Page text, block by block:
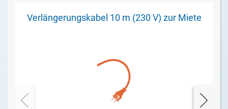
Verlängerungskabel 10 m (230 V) zur Miete